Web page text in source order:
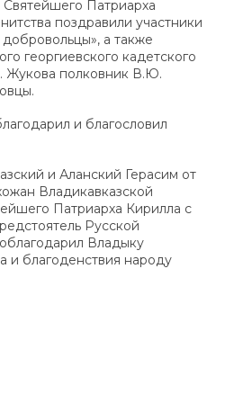
Патриарха
поздравили участники
а также
георгиевского кадетского
Жукова полковник В.Ю.
и благословил
и Аланский Герасим от
Владикавказской
Патриарха Кирилла с
Русской
Владыку
и благоденствия народу